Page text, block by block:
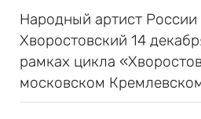
Народный артист
Хворостовский 14
рамках цикла
московском